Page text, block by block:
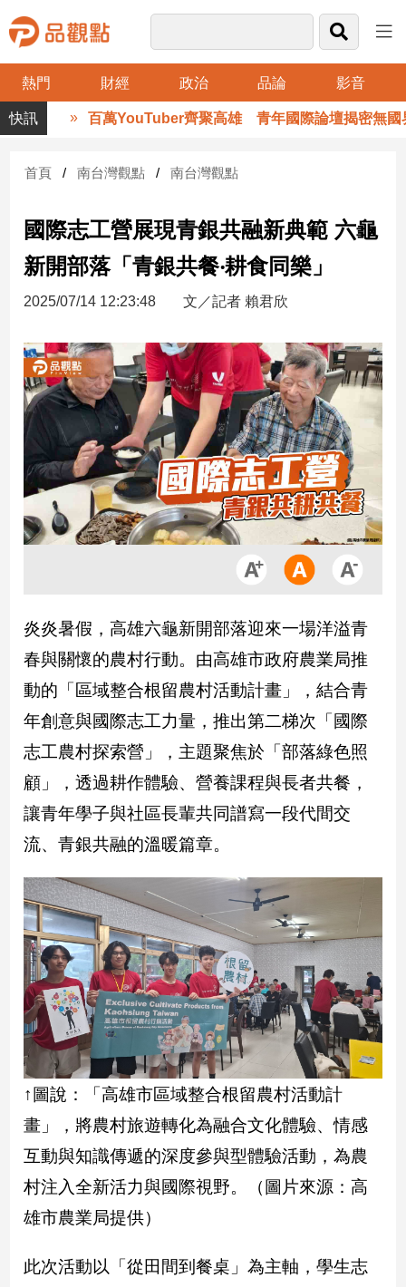
熱門 財經 政治 品論 影音
品
觀
財
台
灣
財
新
產
經/
股
市
地
產
品
政
治
政
治
焦
品
觀
點
民
調
會
焦
點
觀
點
兩
岸/
國
際
會/
地
方
新
病
百萬YouTuber齊聚高雄 青年國際論壇揭密無國界工
首頁 南台灣觀點 南台灣觀點
國際志工營展現青銀共融新典範 六龜
新開部落「青銀共餐‧耕食同樂」
2025/07/14 12:23:48 文／記者 賴君欣
炎炎暑假，高雄六龜新開部落迎來一場洋溢青
春與關懷的農村行動。由高雄市政府農業局推
動的「區域整合根留農村活動計畫」，結合青
年創意與國際志工力量，推出第二梯次「國際
志工農村探索營」，主題聚焦於「部落綠色照
顧」，透過耕作體驗、營養課程與長者共餐，
讓青年學子與社區長輩共同譜寫一段代間交
流、青銀共融的溫暖篇章。
↑圖說：「高雄市區域整合根留農村活動計
畫」，將農村旅遊轉化為融合文化體驗、情感
互動與知識傳遞的深度參與型體驗活動，為農
村注入全新活力與國際視野。（圖片來源：高
雄市農業局提供）
此次活動以「從田間到餐桌」為主軸，學生志